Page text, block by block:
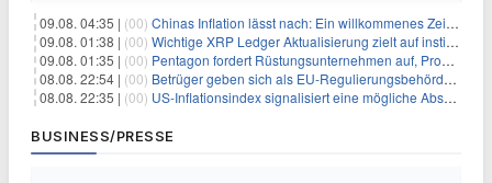
09.08. 04:35 | (00) Chinas Inflation lässt nach: Ein willkommenes Zeichen für Investoren angesichts der Folgen des Öl-Schocks
09.08. 01:38 | (00) Wichtige XRP Ledger Aktualisierung zielt auf institutionelle Akzeptanz ab
09.08. 01:35 | (00) Pentagon fordert Rüstungsunternehmen auf, Produktion angesichts eskalierender globaler Spannungen zu steigern
08.08. 22:54 | (00) Betrüger geben sich als EU-Regulierungsbehörden aus, um Krypto-Nutzer nach MiCA-Deadline ins Visier zu nehmen
08.08. 22:35 | (00) US-Inflationsindex signalisiert eine mögliche Abschwächung der Inflationsdruck
BUSINESS/PRESSE